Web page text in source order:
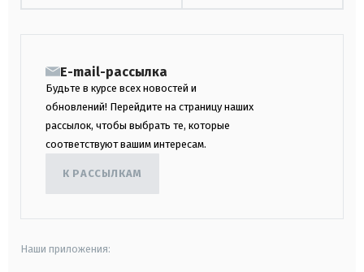
E-mail-рассылка
Будьте в курсе всех новостей и
обновлений! Перейдите на страницу наших
рассылок, чтобы выбрать те, которые
соответствуют вашим интересам.
К РАССЫЛКАМ
Наши приложения: